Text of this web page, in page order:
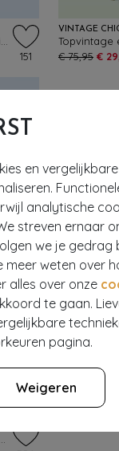
en
analytische
streven ernaar
we je gedrag
meer weten over
alles over onze
te gaan.
pagina.
Weigeren
151
VINTAGE
€ 75,95 €